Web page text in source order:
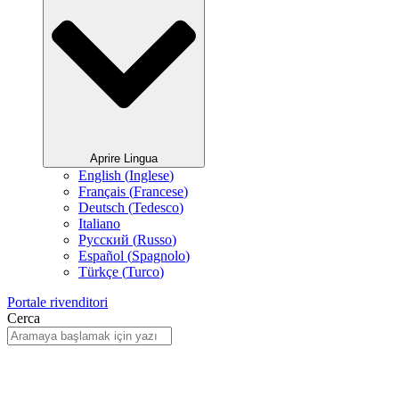
Aprire Lingua
English (Inglese)
Français (Francese)
Deutsch (Tedesco)
Italiano
Русский (Russo)
Español (Spagnolo)
Türkçe (Turco)
Portale rivenditori
Cerca